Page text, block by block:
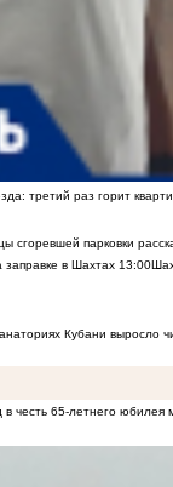
третий раз горит
парковки
заправке в Шахтах 13:00
Кубани выросло
честь 65-летнего юбилея